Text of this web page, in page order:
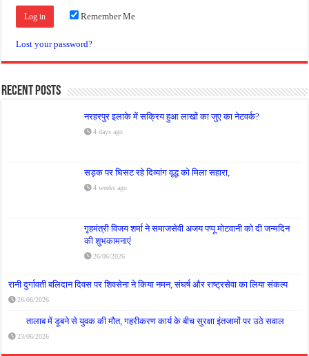
Remember Me
Lost your password?
Recent Posts
नरहरपुर इलाके में सक्रिय हुआ लाखों का जुए का नेटवर्क?
4 days ago
सड़क पर घिसट रहे दिव्यांग वृद्ध को मिला सहारा,
4 weeks ago
गृहमंत्री विजय शर्मा ने समाजसेवी अजय पप्पू मोटवानी को दी जन्मदिन
की शुभकामनाएं
26/06/2026
रानी दुर्गावती बलिदान दिवस पर शिवसेना ने किया नमन, संघर्ष और राष्ट्रसेवा का लिया संकल्प
26/06/2026
तालाब में डूबने से युवक की मौत, गहरीकरण कार्य के बीच सुरक्षा इंतजामों पर उठे सवाल
23/06/2026